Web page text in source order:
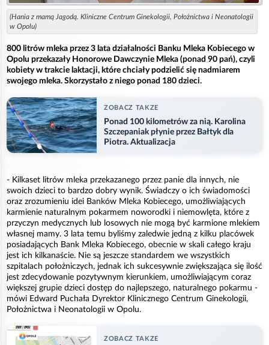
(Hania z mamą Jagodą. Kliniczne Centrum Ginekologii, Położnictwa i Neonatologii
w Opolu)
800 litrów mleka przez 3 lata działalności Banku Mleka Kobiecego w
Opolu przekazały Honorowe Dawczynie Mleka (ponad 90 pań), czyli
kobiety w trakcie laktacji, które chciały podzielić się nadmiarem
swojego mleka. Skorzystało z niego ponad 180 dzieci.
ZOBACZ TAKZE
Ponad 100 kilometrów za nią. Karolina
Szczepaniak płynie przez Bałtyk dla
Piotra. Aktualizacja
- Kilkaset litrów mleka przekazanego przez panie dla innych, nie
swoich dzieci to bardzo dobry wynik. Świadczy o ich świadomości
oraz zrozumieniu idei Banków Mleka Kobiecego, umożliwiających
karmienie naturalnym pokarmem noworodki i niemowlęta, które z
przyczyn medycznych lub losowych nie mogą być karmione mlekiem
własnej mamy. 3 lata temu byliśmy zaledwie jedną z kilku placówek
posiadających Bank Mleka Kobiecego, obecnie w skali całego kraju
jest ich kilkanaście. Nie są jeszcze standardem we wszystkich
szpitalach położniczych, jednak ich sukcesywnie zwiększająca się ilość
jest zdecydowanie pozytywnym kierunkiem, umożliwiającym coraz
większej grupie dzieci dostęp do najlepszego, naturalnego pokarmu -
mówi Edward Puchała Dyrektor Klinicznego Centrum Ginekologii,
Położnictwa i Neonatologii w Opolu.
ZOBACZ TAKZE